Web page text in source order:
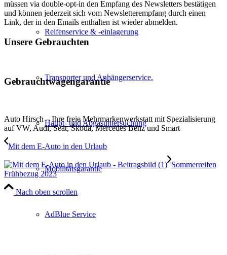
Reifenservice & -einlagerung
Transporter und Anhängerservice.
Haupt- und Abgasuntersuchung
Mobilitätsgarantie
AdBlue Service
müssen via double-opt-in den Empfang des Newsletters bestätigen
und können jederzeit sich vom Newsletterempfang durch einen
Link, der in den Emails enthalten ist wieder abmelden.
Unsere Gebrauchten
Gebrauchtwagengarantie
Auto Hirsch – Ihre freie Mehrmarkenwerkstatt mit Spezialisierung
auf VW, Audi, Seat, Škoda, Mercedes Benz und Smart
Mit dem E-Auto in den Urlaub
Sommerreifen
Frühbezug 2023
Nach oben scrollen